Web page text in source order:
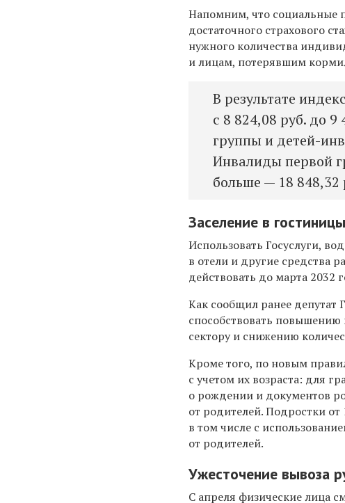
Напомним, что социальные
достаточного страхового
нужного количества
и лицам, потерявшим
В результате
с 8 824,08 руб. до
группы и детей-
Инвалиды первой
больше — 18 848,32
Заселение в
Использовать Госуслуги,
в отели и другие средства
действовать до марта 2032
Как сообщил ранее депутат
способствовать повышению
сектору и снижению
Кроме того, по новым
с учетом их возраста: для
о рождении и документов
от родителей. Подростки
в том числе с
от родителей.
Ужесточение вывоза
С апреля физические лица